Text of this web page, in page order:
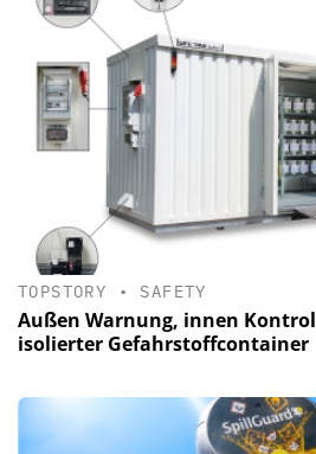
TOPSTORY • SAFETY
Außen Warnung, innen
isolierter Gefahrstoffcontainer